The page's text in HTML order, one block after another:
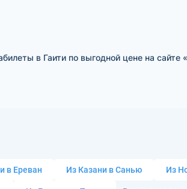
в Гаити по выгодной цене на
в Ереван Из Казани в Санью Из